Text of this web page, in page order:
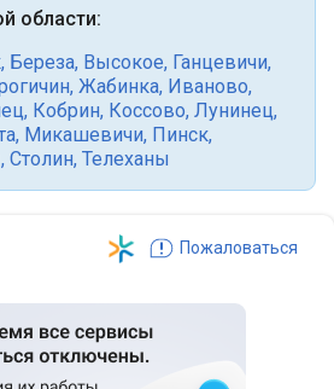
области:
, Береза, Высокое, Ганцевичи,
, Жабинка, Иваново,
, Кобрин, Коссово, Лунинец,
, Микашевичи, Пинск,
, Столин, Телеханы
Пожаловаться